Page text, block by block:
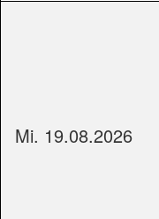
Mi. 19.08.2026